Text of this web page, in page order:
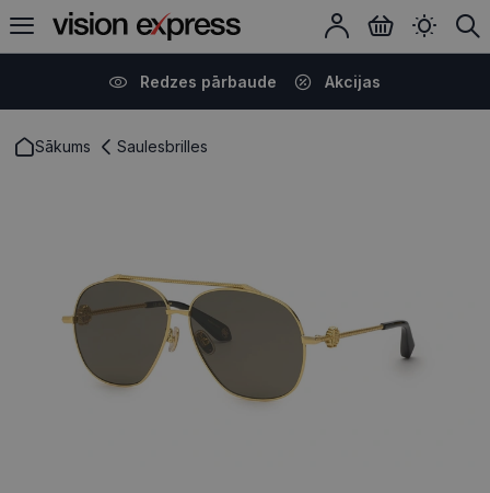
Redzes pārbaude Akcijas
Sākums Saulesbrilles